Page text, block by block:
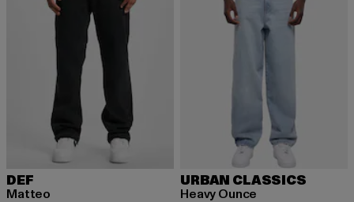
DEF
Matteo
URBAN CLASSICS
Heavy Ounce